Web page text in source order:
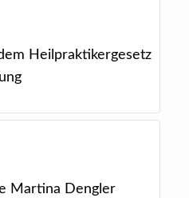
Heilpraktikergesetz
Martina Dengler